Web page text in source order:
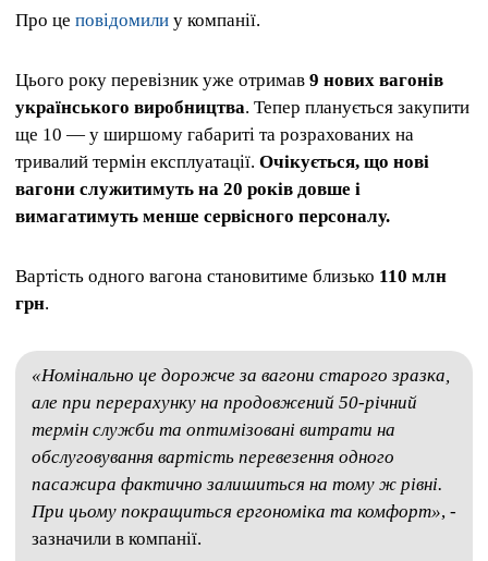
Про це повідомили у компанії.
Цього року перевізник уже отримав 9 нових вагонів
українського виробництва. Тепер планується закупити
ще 10 — у ширшому габариті та розрахованих на
тривалий термін експлуатації. Очікується, що нові
вагони служитимуть на 20 років довше і
вимагатимуть менше сервісного персоналу.
Вартість одного вагона становитиме близько 110 млн
грн.
«Номінально це дорожче за вагони старого зразка,
але при перерахунку на продовжений 50‑річний
термін служби та оптимізовані витрати на
обслуговування вартість перевезення одного
пасажира фактично залишиться на тому ж рівні.
При цьому покращиться ергономіка та комфорт», -
зазначили в компанії.